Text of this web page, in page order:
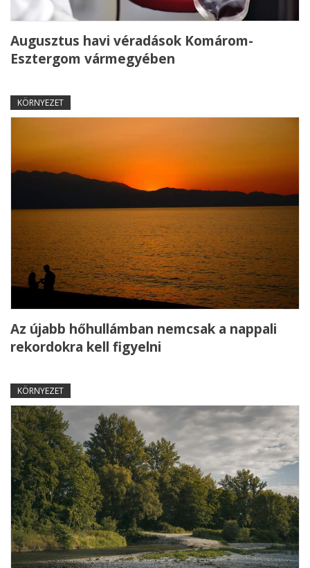
Augusztus havi véradások Komárom-
Esztergom vármegyében
KÖRNYEZET
Az újabb hőhullámban nemcsak a nappali
rekordokra kell figyelni
KÖRNYEZET